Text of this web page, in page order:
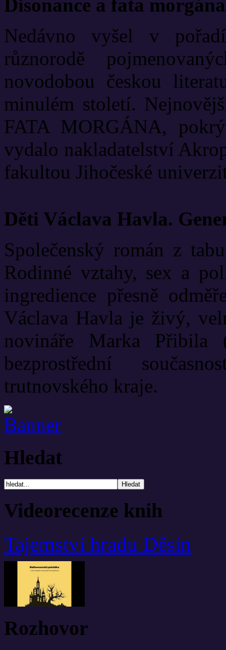
Disonance a fata morgána
Nedávno vyšel v
různorodě
novodobou českou
minulém století.
FATA MORGÁNA,
vydalo nakladatelství
fakultou Jihočeské
Děti Václava Havla.
Společenský román z
Rodinné vztahy, sex a
ingredience přesně
Václava Havla je živý,
novináře Marka Přibila
bezprostřední
trutnovského kraje.
Hledat
Videorecenze knih
Tajemství hradu Děsín
Rozhovor